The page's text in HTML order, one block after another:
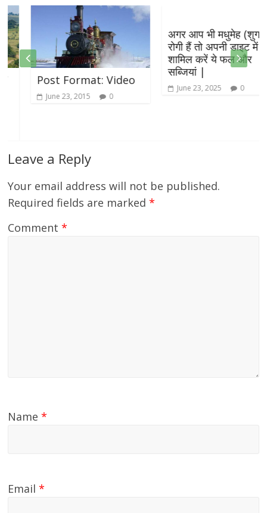
Post Format: Video
June 23, 2015 0
अगर आप भी मधुमेह (शुगर)
रोगी हैं तो अपनी डाइट में
शामिल करें ये फल और
सब्जियां |
June 23, 2025 0
Leave a Reply
Your email address will not be published.
Required fields are marked*
Comment*
Name*
Email*